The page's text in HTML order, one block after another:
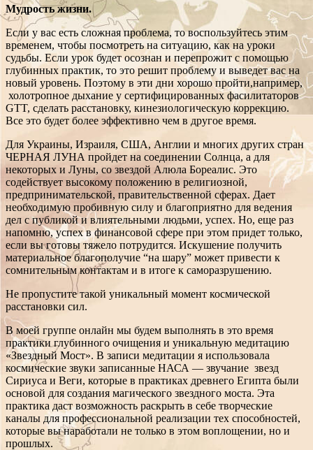
Мудрость жизни.
Если у вас есть сложная проблема, то воспользуйтесь этим
временем, чтобы посмотреть на ситуацию, как на уроки
судьбы. Если урок будет осознан и перепрожит с помощью
глубинных практик, то это решит проблему и выведет вас на
новый уровень. Поэтому в эти дни хорошо пройти,например,
холотропное дыхание у сертифицированных фасилитаторов
GTT, сделать расстановку, кинезиологическую коррекцию.
Все это будет более эффективно чем в другое время.
Для Украины, Израиля, США, Англии и многих других стран
ЧЕРНАЯ ЛУНА пройдет на соединении Солнца, а для
некоторых и Луны, со звездой Алюла Бореалис. Это
содействует высокому положению в религиозной,
предпринимательской, правительственной сферах. Дает
необходимую пробивную силу и благоприятно для ведения
дел с публикой и влиятельными людьми, успех. Но, еще раз
напомню, успех в финансовой сфере при этом придет только,
если вы готовы тяжело потрудится. Искушение получить
материальное благополучие “на шару” может привести к
сомнительным контактам и в итоге к саморазрушению.
Не пропустите такой уникальный момент космической
расстановки сил.
В моей группе онлайн мы будем выполнять в это время
практики глубинного очищения и уникальную медитацию
«Звездный Мост». В записи медитации я использовала
космические звуки записанные НАСА — звучание звезд
Сириуса и Веги, которые в практиках древнего Египта были
основой для создания магического звездного моста. Эта
практика даст возможность раскрыть в себе творческие
каналы для профессиональной реализации тех способностей,
которые вы наработали не только в этом воплощении, но и
прошлых.